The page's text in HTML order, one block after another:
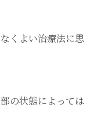
くよい治療法に思
の状態によっては